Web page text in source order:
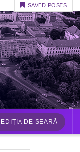
SAVED POSTS
EDIȚIA DE SEARĂ